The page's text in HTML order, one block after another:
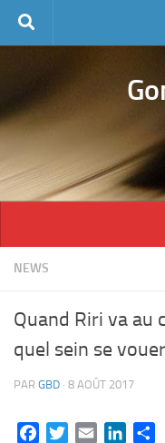
Skip to content
NEWS
Quand Riri va au
quel sein se
PAR GBD · 8 AOÛT 2017
FacebookTwitterEmail